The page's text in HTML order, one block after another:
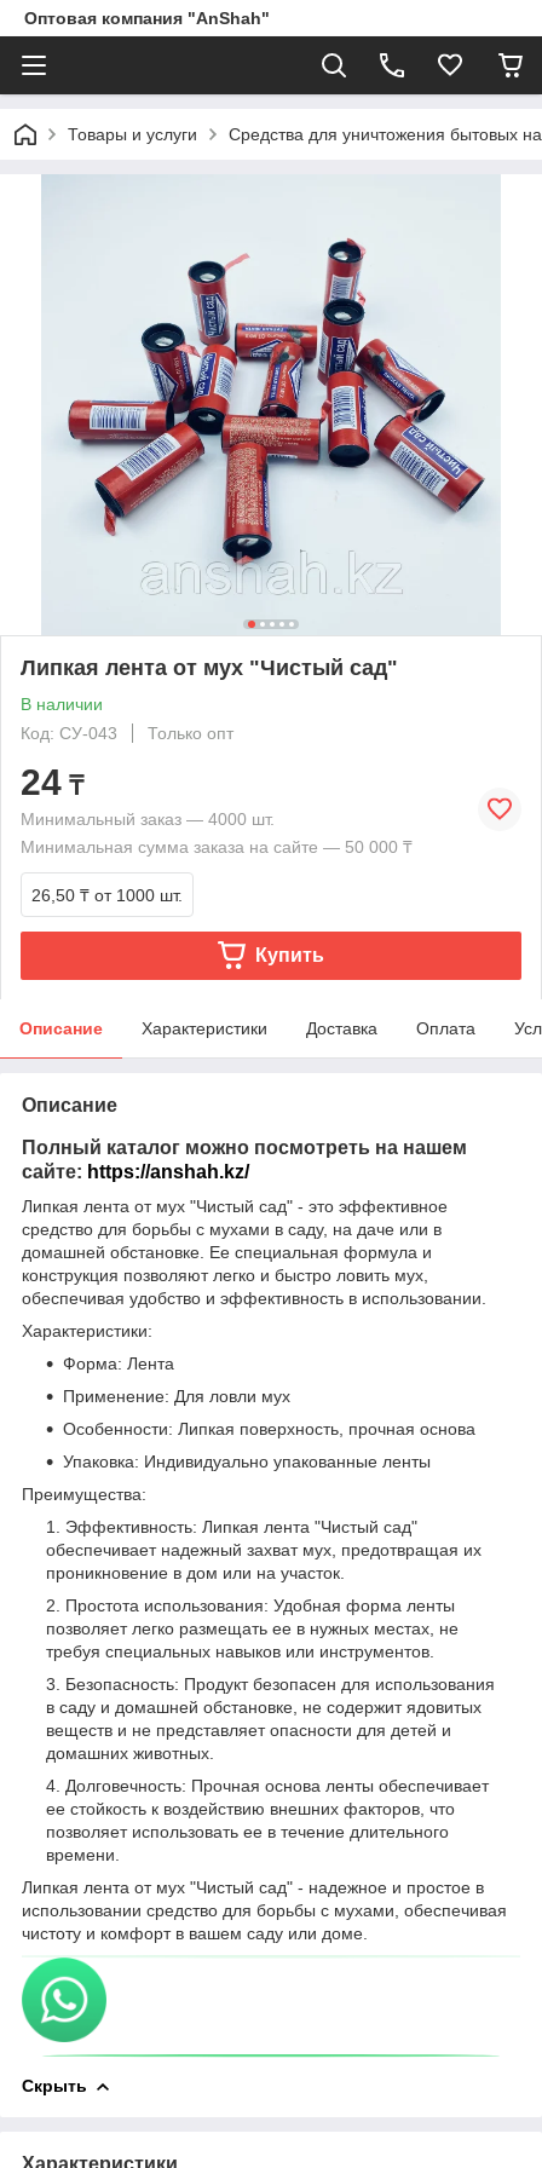
Оптовая компания "AnShah"
Товары и услуги Средства для уничтожения бытовых
Липкая лента от мух "Чистый сад"
В наличии
Код: СУ-043
Только опт
24 ₸
Минимальный заказ — 4000 шт.
Минимальная сумма заказа на сайте — 50 000 ₸
26,50 ₸ от 1000 шт.
Купить
Описание Характеристики Доставка Оплата
Описание
Полный каталог можно посмотреть на нашем
сайте: https://anshah.kz/
Липкая лента от мух "Чистый сад" - это эффективное
средство для борьбы с мухами в саду, на даче или в
домашней обстановке. Ее специальная формула и
конструкция позволяют легко и быстро ловить мух,
обеспечивая удобство и эффективность в использовании.
Характеристики:
Форма: Лента
Применение: Для ловли мух
Особенности: Липкая поверхность, прочная основа
Упаковка: Индивидуально упакованные ленты
Преимущества:
Эффективность: Липкая лента "Чистый сад"
обеспечивает надежный захват мух, предотвращая их
проникновение в дом или на участок.
Простота использования: Удобная форма ленты
позволяет легко размещать ее в нужных местах, не
требуя специальных навыков или инструментов.
Безопасность: Продукт безопасен для использования
в саду и домашней обстановке, не содержит ядовитых
веществ и не представляет опасности для детей и
домашних животных.
Долговечность: Прочная основа ленты обеспечивает
ее стойкость к воздействию внешних факторов, что
позволяет использовать ее в течение длительного
времени.
Липкая лента от мух "Чистый сад" - надежное и простое в
использовании средство для борьбы с мухами, обеспечивая
чистоту и комфорт в вашем саду или доме.
Скрыть
Характеристики